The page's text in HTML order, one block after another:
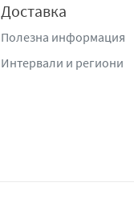
Доставка
Полезна информация
Интервали и региони